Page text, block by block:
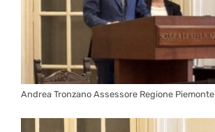
Andrea Tronzano Assessore Regione Piemonte